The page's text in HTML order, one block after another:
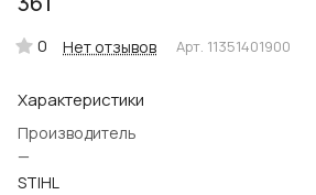
0 Нет отзывов Арт. 11351401900
Характеристики
Производитель
—
STIHL